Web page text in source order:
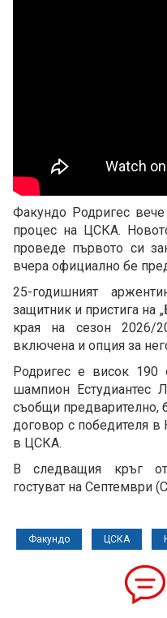
Факундо Родригес
процес на ЦСКА.
проведе първото си
вчера официално бе
25-годишният
защитник и пристига на
края на сезон 2026/
включена и опция за
Родригес е висок 190
шампион Естудиантес
съобщи предварително,
договор с победителя в
в ЦСКА.
В следващия кръг от
гостуват на Септември
Факундо ЦСКА